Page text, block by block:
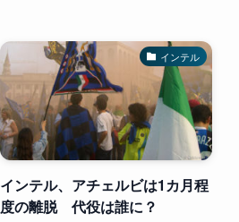
インテル
インテル、アチェルビは1カ月程
度の離脱 代役は誰に？